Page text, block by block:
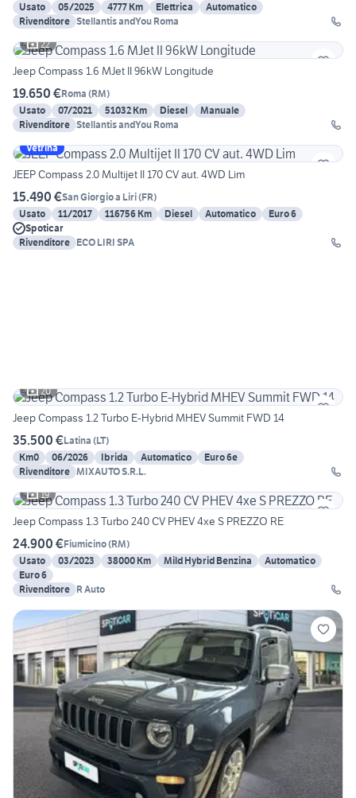
Usato
05/2025 4777 Km Elettrica
Automatico
Rivenditore Stellantis andYou Roma
22
Jeep Compass 1.6 MJet II 96kW Longitude
19.650 €Roma (RM)
Usato
07/2021 51032 Km Diesel
Manuale
Rivenditore Stellantis andYou Roma
Vetrina
JEEP Compass 2.0 Multijet II 170 CV aut. 4WD Lim
15.490 €San Giorgio a Liri(FR)
Usato
11/2017 116756 Km Diesel Automatico
Euro 6
Spoticar
Rivenditore ECO LIRI SPA
20
Jeep Compass 1.2 Turbo E-Hybrid MHEV Summit FWD 14
35.500 €Latina (LT)
Km0
06/2026 Ibrida Automatico
Euro 6e
Rivenditore MIXAUTO S.R.L.
19
Jeep Compass 1.3 Turbo 240 CV PHEV 4xe S PREZZO RE
24.900 €Fiumicino(RM)
Usato
03/2023 38000 Km Mild Hybrid Benzina
Automatico
Euro 6
Rivenditore R Auto